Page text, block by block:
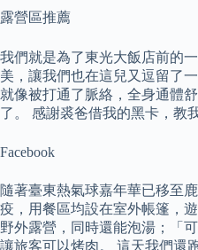
露營區推薦
我們就是為了東光大飯店前的
美，讓我們也在這兒又逗留了
就像被打通了脈絡，全身通體
了。 感謝裘爸借我的黑卡，教
Facebook
隨著臺東熱氣球嘉年華已移至
疫，用餐區均設在室外帳篷，
野外露營，同時還能泡湯；「
讓旅客可以烤肉。 這天我們還